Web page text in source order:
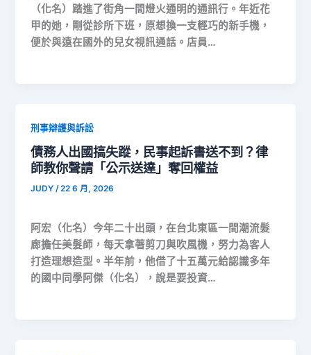
（化名）踏進了街角一間燈火通明的通訊行。年近花
甲的她，剛從診所下班，原想換一支輕巧的新手機，
便於與遠在國外的兒女視訊通話。店員…
刑事辯護與訴訟
債務人出國搞失蹤，民事起訴書送不到？律
師教你聲請「公示送達」奪回權益
JUDY/22 6 月, 2026
阿宏（化名）今年二十出頭，在台北東區一間潮流髮
廊擔任美髮師，每天拿著剪刀與吹風機，努力為客人
打造理想造型。半年前，他借了十五萬元給認識多年
的國中同學阿傑（化名），說是要投資…